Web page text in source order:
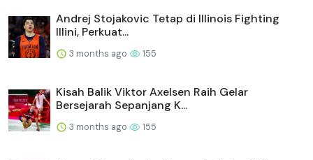
Andrej Stojakovic Tetap di Illinois Fighting
Illini, Perkuat...
3 months ago 155
Kisah Balik Viktor Axelsen Raih Gelar
Bersejarah Sepanjang K...
3 months ago 155